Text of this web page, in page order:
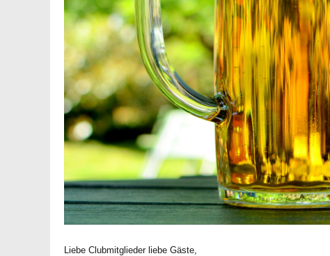
Liebe Clubmitglieder liebe Gäste,